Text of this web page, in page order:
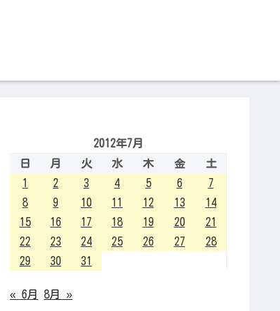
2012年7月
日
月 火 水 木 金
土
1
2 3 4 5 6
7
8
9 10 11 12 13
14
15
16 17 18 19 20
21
22
23 24 25 26 27
28
29
30 31
« 6月 8月 »